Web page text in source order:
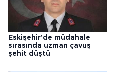
Eskişehir'de müdahale
sırasında uzman çavuş
şehit düştü